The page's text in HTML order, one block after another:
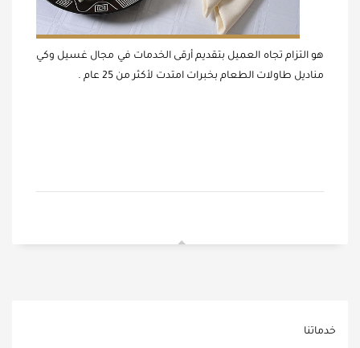
هو التزام تجاه العميل بتقديم أرقى الخدمات في مجال غسيل وكي
مناديل طاولات الطعام بخبرات امتدت لأكثر من 25 عام .
خدماتنا